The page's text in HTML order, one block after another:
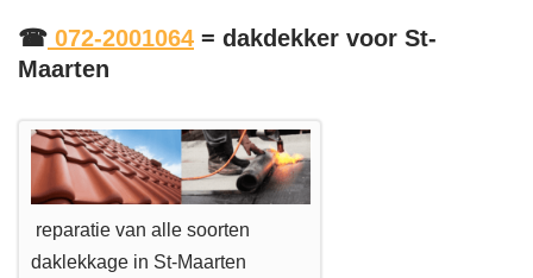
☎ 072-2001064 = dakdekker voor St-
Maarten
reparatie van alle soorten
daklekkage in St-Maarten